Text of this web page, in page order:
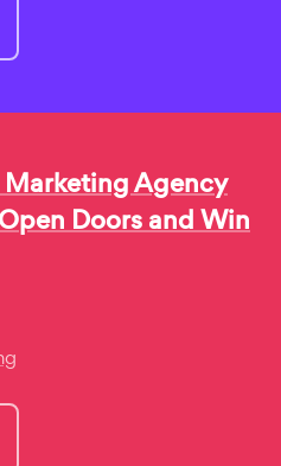
Agency
Doors and Win